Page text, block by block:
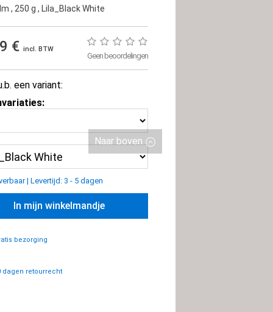
, 250 g , Lila_Black White
€ incl. BTW
Geen beoordelingen
een variant:
| Levertijd: 3 - 5 dagen
In mijn winkelmandje
bezorging
dagen retourrecht
Naar boven